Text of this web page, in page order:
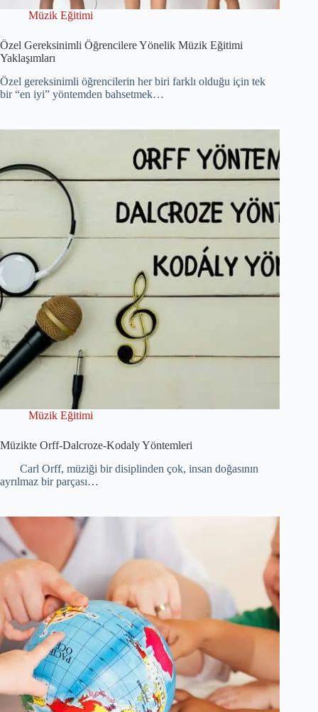
Müzik Eğitimi
Özel Gereksinimli Öğrencilere Yönelik Müzik Eğitimi
Yaklaşımları
Özel gereksinimli öğrencilerin her biri farklı olduğu için tek
bir “en iyi” yöntemden bahsetmek…
Müzik Eğitimi
Müzikte Orff-Dalcroze-Kodaly Yöntemleri
Carl Orff, müziği bir disiplinden çok, insan doğasının
ayrılmaz bir parçası…